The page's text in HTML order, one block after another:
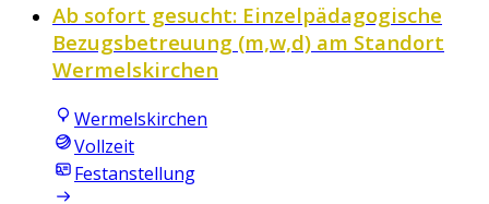
Ab sofort gesucht: Einzelpädagogische
Bezugsbetreuung (m,w,d) am Standort
Wermelskirchen
Wermelskirchen
Vollzeit
Festanstellung